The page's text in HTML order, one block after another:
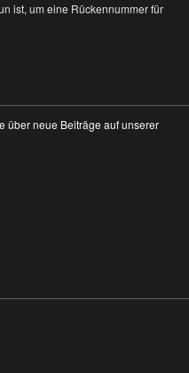
ist, um eine Rückennummer für
über neue Beiträge auf unserer